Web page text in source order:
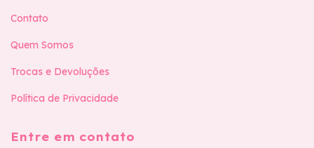
Contato
Quem Somos
Trocas e Devoluções
Política de Privacidade
Entre em contato